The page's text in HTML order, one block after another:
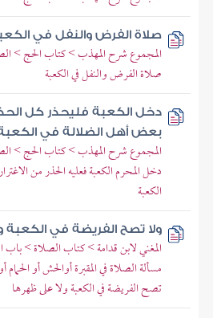
صلاة الفرض والنفل في
المجموع شرح المهذب > كتاب الحج >
صلاة الفرض والنفل في الكعبة
دخل الكعبة فليحذر كل الحذر
بعض أهل الضلالة في
المجموع شرح المهذب > كتاب الحج >
دخل المحرم الكعبة فعليه الحذر من
الكعبة
ولا تصح الفريضة في
المغني لابن قدامة > كتاب الصلاة >
مسألة الصلاة في المقبرة أوالحش أو
تصح الفريضة في الكعبة ولا على ظهرها